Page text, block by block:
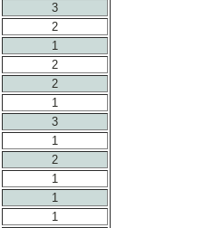
3
2
1
2
2
1
3
1
2
1
1
1